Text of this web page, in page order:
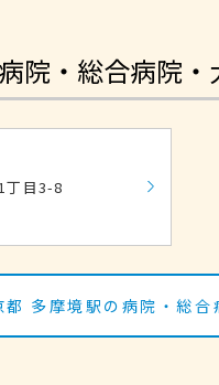
院・総合病院
丁目3-8
都 多摩境駅の病院・総合